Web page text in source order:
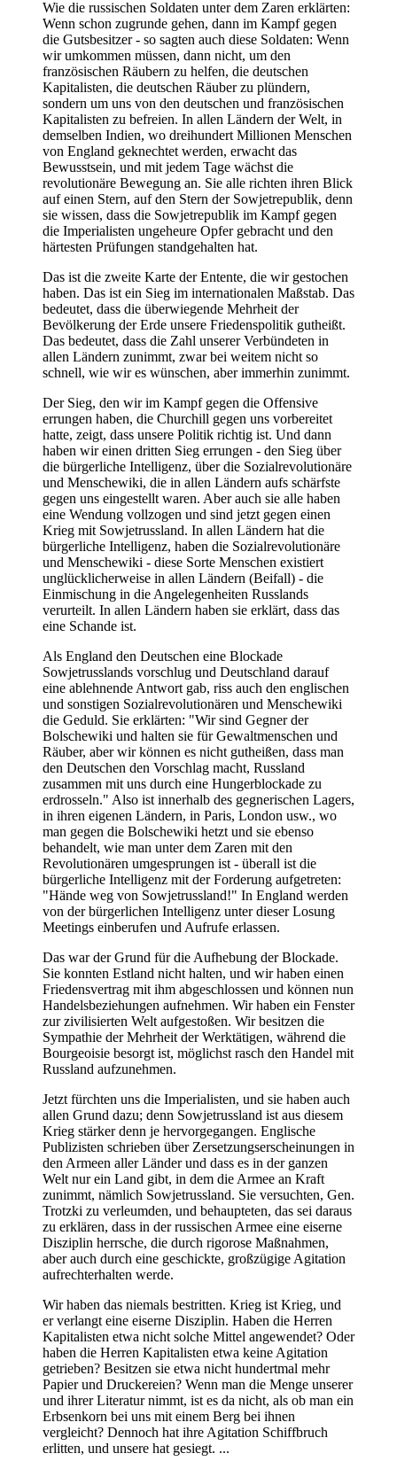
Wie die russischen Soldaten unter dem Zaren erklärten:
Wenn schon zugrunde gehen, dann im Kampf gegen
die Gutsbesitzer - so sagten auch diese Soldaten: Wenn
wir umkommen müssen, dann nicht, um den
französischen Räubern zu helfen, die deutschen
Kapitalisten, die deutschen Räuber zu plündern,
sondern um uns von den deutschen und französischen
Kapitalisten zu befreien. In allen Ländern der Welt, in
demselben Indien, wo dreihundert Millionen Menschen
von England geknechtet werden, erwacht das
Bewusstsein, und mit jedem Tage wächst die
revolutionäre Bewegung an. Sie alle richten ihren Blick
auf einen Stern, auf den Stern der Sowjetrepublik, denn
sie wissen, dass die Sowjetrepublik im Kampf gegen
die Imperialisten ungeheure Opfer gebracht und den
härtesten Prüfungen standgehalten hat.
Das ist die zweite Karte der Entente, die wir gestochen
haben. Das ist ein Sieg im internationalen Maßstab. Das
bedeutet, dass die überwiegende Mehrheit der
Bevölkerung der Erde unsere Friedenspolitik gutheißt.
Das bedeutet, dass die Zahl unserer Verbündeten in
allen Ländern zunimmt, zwar bei weitem nicht so
schnell, wie wir es wünschen, aber immerhin zunimmt.
Der Sieg, den wir im Kampf gegen die Offensive
errungen haben, die Churchill gegen uns vorbereitet
hatte, zeigt, dass unsere Politik richtig ist. Und dann
haben wir einen dritten Sieg errungen - den Sieg über
die bürgerliche Intelligenz, über die Sozialrevolutionäre
und Menschewiki, die in allen Ländern aufs schärfste
gegen uns eingestellt waren. Aber auch sie alle haben
eine Wendung vollzogen und sind jetzt gegen einen
Krieg mit Sowjetrussland. In allen Ländern hat die
bürgerliche Intelligenz, haben die Sozialrevolutionäre
und Menschewiki - diese Sorte Menschen existiert
unglücklicherweise in allen Ländern (Beifall) - die
Einmischung in die Angelegenheiten Russlands
verurteilt. In allen Ländern haben sie erklärt, dass das
eine Schande ist.
Als England den Deutschen eine Blockade
Sowjetrusslands vorschlug und Deutschland darauf
eine ablehnende Antwort gab, riss auch den englischen
und sonstigen Sozialrevolutionären und Menschewiki
die Geduld. Sie erklärten: "Wir sind Gegner der
Bolschewiki und halten sie für Gewaltmenschen und
Räuber, aber wir können es nicht gutheißen, dass man
den Deutschen den Vorschlag macht, Russland
zusammen mit uns durch eine Hungerblockade zu
erdrosseln." Also ist innerhalb des gegnerischen Lagers,
in ihren eigenen Ländern, in Paris, London usw., wo
man gegen die Bolschewiki hetzt und sie ebenso
behandelt, wie man unter dem Zaren mit den
Revolutionären umgesprungen ist - überall ist die
bürgerliche Intelligenz mit der Forderung aufgetreten:
"Hände weg von Sowjetrussland!" In England werden
von der bürgerlichen Intelligenz unter dieser Losung
Meetings einberufen und Aufrufe erlassen.
Das war der Grund für die Aufhebung der Blockade.
Sie konnten Estland nicht halten, und wir haben einen
Friedensvertrag mit ihm abgeschlossen und können nun
Handelsbeziehungen aufnehmen. Wir haben ein Fenster
zur zivilisierten Welt aufgestoßen. Wir besitzen die
Sympathie der Mehrheit der Werktätigen, während die
Bourgeoisie besorgt ist, möglichst rasch den Handel mit
Russland aufzunehmen.
Jetzt fürchten uns die Imperialisten, und sie haben auch
allen Grund dazu; denn Sowjetrussland ist aus diesem
Krieg stärker denn je hervorgegangen. Englische
Publizisten schrieben über Zersetzungserscheinungen in
den Armeen aller Länder und dass es in der ganzen
Welt nur ein Land gibt, in dem die Armee an Kraft
zunimmt, nämlich Sowjetrussland. Sie versuchten, Gen.
Trotzki zu verleumden, und behaupteten, das sei daraus
zu erklären, dass in der russischen Armee eine eiserne
Disziplin herrsche, die durch rigorose Maßnahmen,
aber auch durch eine geschickte, großzügige Agitation
aufrechterhalten werde.
Wir haben das niemals bestritten. Krieg ist Krieg, und
er verlangt eine eiserne Disziplin. Haben die Herren
Kapitalisten etwa nicht solche Mittel angewendet? Oder
haben die Herren Kapitalisten etwa keine Agitation
getrieben? Besitzen sie etwa nicht hundertmal mehr
Papier und Druckereien? Wenn man die Menge unserer
und ihrer Literatur nimmt, ist es da nicht, als ob man ein
Erbsenkorn bei uns mit einem Berg bei ihnen
vergleicht? Dennoch hat ihre Agitation Schiffbruch
erlitten, und unsere hat gesiegt. ...